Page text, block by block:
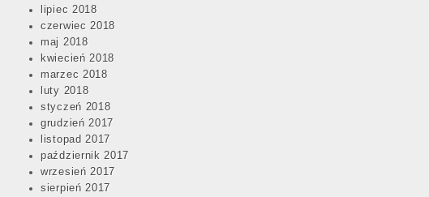
lipiec 2018
czerwiec 2018
maj 2018
kwiecień 2018
marzec 2018
luty 2018
styczeń 2018
grudzień 2017
listopad 2017
październik 2017
wrzesień 2017
sierpień 2017